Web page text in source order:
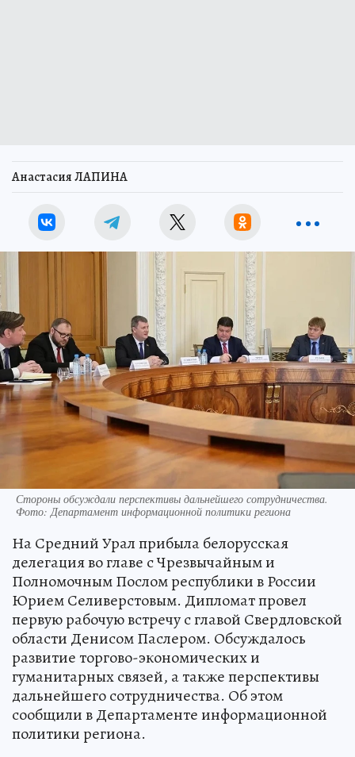
Анастасия ЛАПИНА
Стороны обсуждали перспективы дальнейшего сотрудничества.
Фото: Департамент информационной политики региона
На Средний Урал прибыла белорусская
делегация во главе с Чрезвычайным и
Полномочным Послом республики в России
Юрием Селиверстовым. Дипломат провел
первую рабочую встречу с главой Свердловской
области Денисом Паслером. Обсуждалось
развитие торгово-экономических и
гуманитарных связей, а также перспективы
дальнейшего сотрудничества. Об этом
сообщили в Департаменте информационной
политики региона.